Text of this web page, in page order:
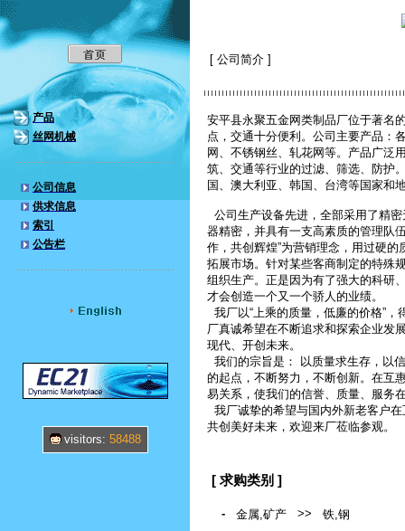
产品
丝网机械
公司信息
供求信息
索引
公告栏
visitors: 58488
[ 公司简介 ]
安平县永聚五金网类制品厂位于著名
点，交通十分便利。公司主要产品：
网、不锈钢丝、轧花网等。产品广泛
筑、交通等行业的过滤、筛选、防护
国、澳大利亚、韩国、台湾等国家和
公司生产设备先进，全部采用了精
器精密，并具有一支高素质的管理队
作，共创辉煌”为营销理念，用过硬
拓展市场。针对某些客商制定的特殊
组织生产。正是因为有了强大的科研
才会创造一个又一个骄人的业绩。
我厂以“上乘的质量，低廉的价格”
厂真诚希望在不断追求和探索企业发
现代、开创未来。
我们的宗旨是： 以质量求生存，以
的起点，不断努力，不断创新。在互
易关系，使我们的信誉、质量、服务
我厂诚挚的希望与国内外新老客户
共创美好未来，欢迎来厂莅临参观。
[ 求购类别 ]
- 金属,矿产 >> 铁,钢